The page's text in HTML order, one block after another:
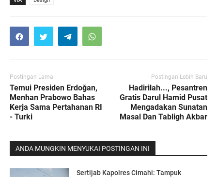
Postingan Lama
Temui Presiden Erdoğan,
Menhan Prabowo Bahas
Kerja Sama Pertahanan RI
- Turki
Postingan Lebih Baru
Hadirilah..., Pesantren
Gratis Darul Hamid Pusat
Mengadakan Sunatan
Masal Dan Tabligh Akbar
ANDA MUNGKIN MENYUKAI POSTINGAN INI
Sertijab Kapolres Cimahi: Tampuk